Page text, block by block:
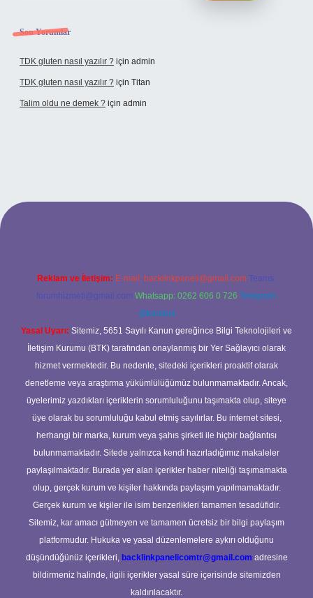
Son Yorumlar
TDK gluten nasıl yazılır ? için admin
TDK gluten nasıl yazılır ? için Titan
Talim oldu ne demek ? için admin
giriş
Reklam ve İletişim: E-mail: backlinkpaneli@gmail.com Teams:
forumhizmeti@gmail.com Whatsapp: 0262 606 0 726 Telegram:
@karabul
Yasal Uyarı: Sitemiz, 5651 Sayılı Kanun gereğince Bilgi Teknolojileri ve
İletişim Kurumu (BTK) tarafından onaylanmış bir Yer Sağlayıcı olarak
hizmet vermektedir. Bu nedenle, sitedeki içerikleri proaktif olarak
denetleme veya araştırma yükümlülüğümüz bulunmamaktadır. Ancak,
üyelerimiz yazdıkları içeriklerin sorumluluğunu taşımakta olup, siteye
üye olarak bu sorumluluğu kabul etmiş sayılırlar. Bu internet sitesi,
herhangi bir marka, kurum veya şahıs şirketi ile hiçbir bağlantısı
bulunmamaktadır. Sitede yalnızca kendi hazırladığımız makaleler
paylaşılmaktadır. Burada yer alan içerikler haber niteliği taşımamakta
olup, gerçek kurum ve kişiler hakkında paylaşım yapılmamaktadır.
Gerçek kurum ve kişiler ile isim benzerlikleri tamamen tesadüfidir.
Sitemiz, kar amacı gütmeyen ve tamamen ücretsiz bir bilgi paylaşım
platformudur. Hukuka ve yasal düzenlemelere aykırı olduğunu
düşündüğünüz içerikleri, backlinkpanelicomtr@gmail.com adresine
bildirmeniz halinde, ilgili içerikler yasal süre içerisinde sitemizden
kaldırılacaktır.